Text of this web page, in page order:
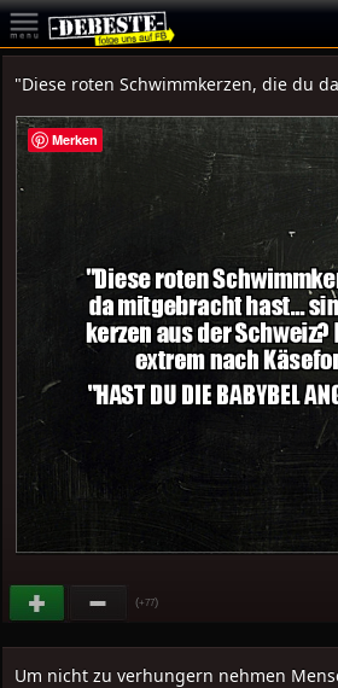
"Diese roten Schwimmkerzen, die du
(+77)
Um nicht zu verhungern nehmen
Merken